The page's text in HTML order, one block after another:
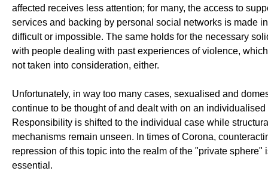
affected receives less attention; for many, the access to
services and backing by personal social networks is made
difficult or impossible. The same holds for the necessary
with people dealing with past experiences of violence,
not taken into consideration, either.
Unfortunately, in way too many cases, sexualised and
continue to be thought of and dealt with on an individualised
Responsibility is shifted to the individual case while
mechanisms remain unseen. In times of Corona,
repression of this topic into the realm of the "private sphere"
essential.